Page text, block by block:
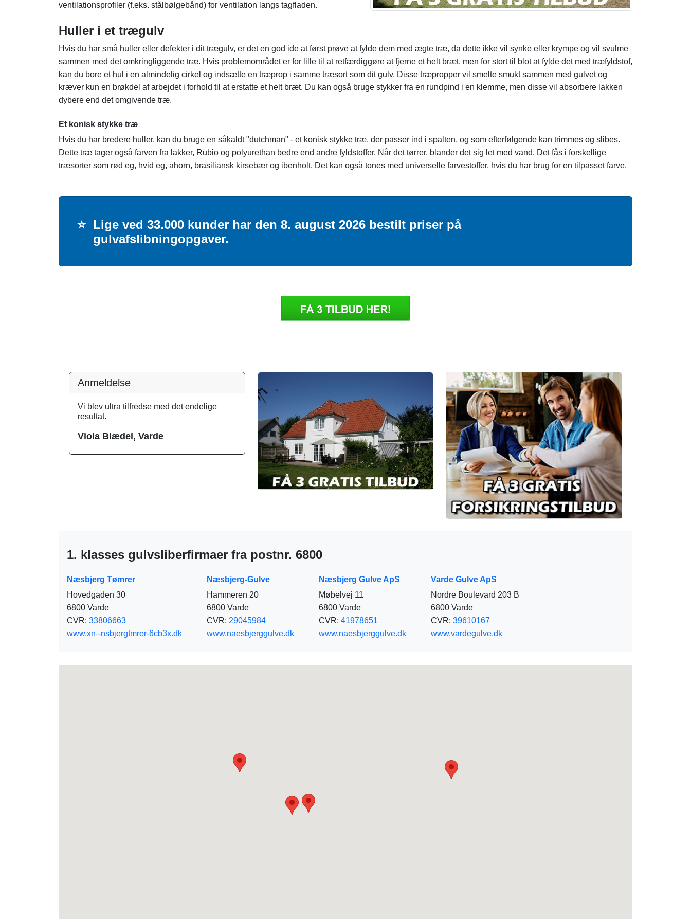
ventilationsprofiler (f.eks. stålbølgebånd) for ventilation langs tagfladen.
Huller i et trægulv
Hvis du har små huller eller defekter i dit trægulv, er det en god ide at først prøve at fylde dem med ægte træ, da dette ikke vil synke eller krympe og vil svulme
sammen med det omkringliggende træ. Hvis problemområdet er for lille til at retfærdiggøre at fjerne et helt bræt, men for stort til blot at fylde det med træfyldstof,
kan du bore et hul i en almindelig cirkel og indsætte en træprop i samme træsort som dit gulv. Disse træpropper vil smelte smukt sammen med gulvet og
kræver kun en brøkdel af arbejdet i forhold til at erstatte et helt bræt. Du kan også bruge stykker fra en rundpind i en klemme, men disse vil absorbere lakken
dybere end det omgivende træ.
Et konisk stykke træ
Hvis du har bredere huller, kan du bruge en såkaldt "dutchman" - et konisk stykke træ, der passer ind i spalten, og som efterfølgende kan trimmes og slibes.
Dette træ tager også farven fra lakker, Rubio og polyurethan bedre end andre fyldstoffer. Når det tørrer, blander det sig let med vand. Det fås i forskellige
træsorter som rød eg, hvid eg, ahorn, brasiliansk kirsebær og ibenholt. Det kan også tones med universelle farvestoffer, hvis du har brug for en tilpasset farve.
⭐ Lige ved 33.000 kunder har den 8. august 2026 bestilt priser på
gulvafslibningopgaver.
Anmeldelse
Vi blev ultra tilfredse med det endelige
resultat.
Viola Blædel, Varde
1. klasses gulvsliberfirmaer fra postnr. 6800
Næsbjerg Tømrer
Hovedgaden 30
6800 Varde
CVR: 33806663
www.xn--nsbjergtmrer-6cb3x.dk
Næsbjerg-Gulve
Hammeren 20
6800 Varde
CVR: 29045984
www.naesbjerggulve.dk
Næsbjerg Gulve ApS
Møbelvej 11
6800 Varde
CVR: 41978651
www.naesbjerggulve.dk
Varde Gulve ApS
Nordre Boulevard 203 B
6800 Varde
CVR: 39610167
www.vardegulve.dk